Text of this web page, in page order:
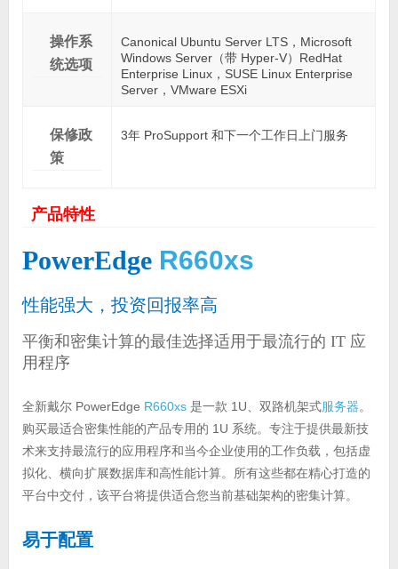
操作系
统选项
Canonical Ubuntu Server LTS，Microsoft
Windows Server（带 Hyper-V）RedHat
Enterprise Linux，SUSE Linux Enterprise
Server，VMware ESXi
保修政
策
3年 ProSupport 和下一个工作日上门服务
产品特性
PowerEdge R660xs
性能强大，投资回报率高
平衡和密集计算的最佳选择适用于最流行的 IT 应
用程序
全新戴尔 PowerEdge R660xs是一款 1U、双路机架式服务器。
购买最适合密集性能的产品专用的 1U 系统。专注于提供最新技
术来支持最流行的应用程序和当今企业使用的工作负载，包括虚
拟化、横向扩展数据库和高性能计算。所有这些都在精心打造的
平台中交付，该平台将提供适合您当前基础架构的密集计算。
易于配置